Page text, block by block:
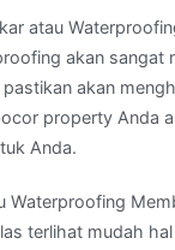
atau
akan
akan
property Anda
Anda.
Waterproofing
terlihat mudah